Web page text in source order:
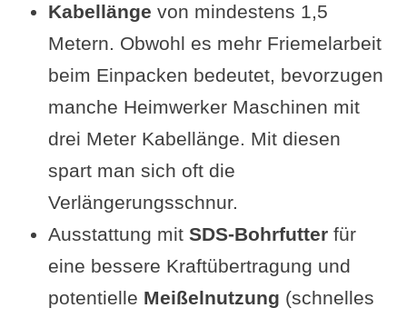
Kabellänge von mindestens 1,5
Metern. Obwohl es mehr Friemelarbeit
beim Einpacken bedeutet, bevorzugen
manche Heimwerker Maschinen mit
drei Meter Kabellänge. Mit diesen
spart man sich oft die
Verlängerungsschnur.
Ausstattung mitSDS-Bohrfutterfür
eine bessere Kraftübertragung und
potentielle Meißelnutzung (schnelles